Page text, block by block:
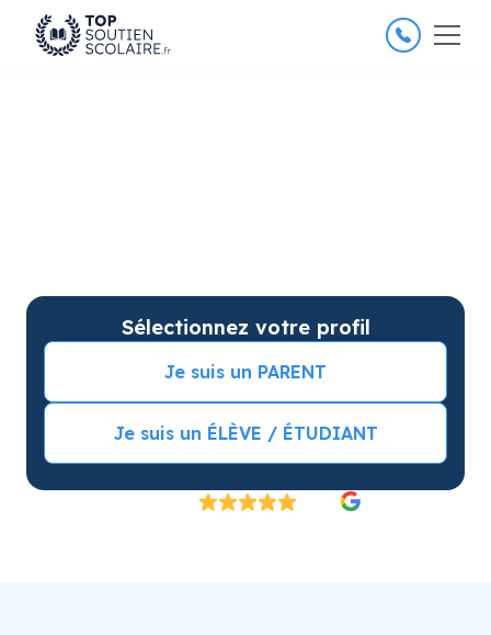
26 000 élèves satisfaits
Sélectionnez votre profil
Je suis un PARENT
Je suis un ÉLÈVE / ÉTUDIANT